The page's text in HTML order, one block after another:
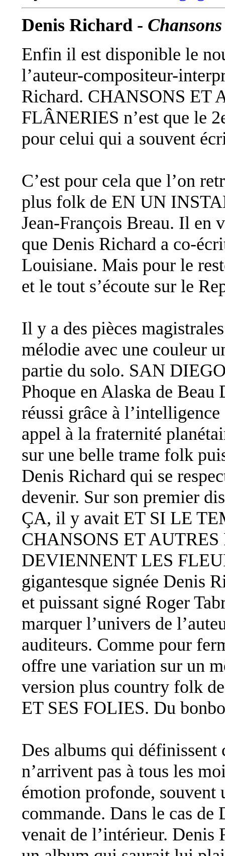
Denis Richard -
Enfin il est disponible le
l’auteur-compositeur-
Richard. CHANSONS ET
FLÂNERIES n’est que le
pour celui qui a souvent
C’est pour cela que l’on
plus folk de EN UN
Jean-François Breau. Il en
que Denis Richard a co-
Louisiane. Mais pour le
et le tout s’écoute sur le
Il y a des pièces
mélodie avec une couleur
partie du solo. SAN
Phoque en Alaska de Beau
réussi grâce à
appel à la fraternité
sur une belle trame folk
Denis Richard qui se
devenir. Sur son premier
ÇA, il y avait ET SI LE
CHANSONS ET
DEVIENNENT LES
gigantesque signée Denis
et puissant signé Roger
marquer l’univers de
auditeurs. Comme pour
offre une variation sur un
version plus country folk
ET SES FOLIES. Du
Des albums qui définissent
n’arrivent pas à tous les
émotion profonde,
commande. Dans le cas
venait de l’intérieur. Denis